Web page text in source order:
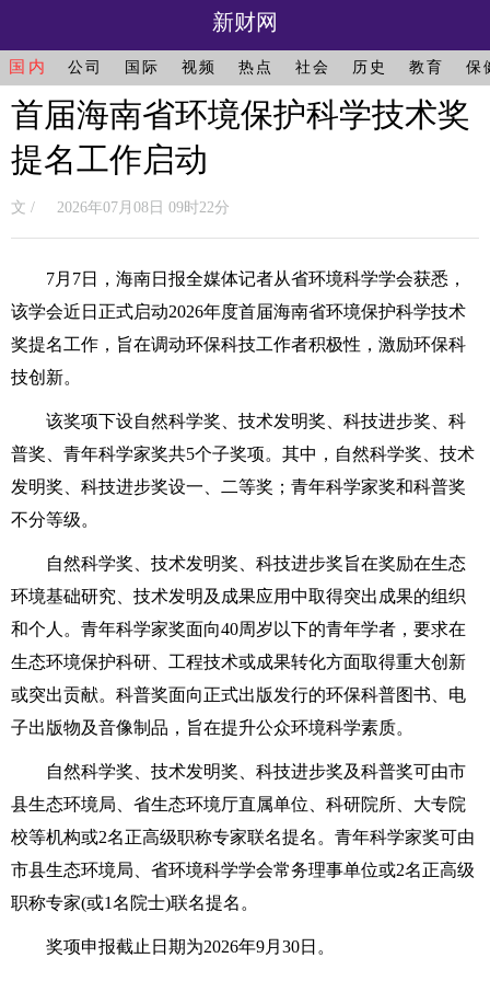
新财网
国内 公司 国际 视频 热点 社会 历史 教育 保
首届海南省环境保护科学技术奖
提名工作启动
文 / 2026年07月08日 09时22分
7月7日，海南日报全媒体记者从省环境科学学会获悉，
该学会近日正式启动2026年度首届海南省环境保护科学技术
奖提名工作，旨在调动环保科技工作者积极性，激励环保科
技创新。
该奖项下设自然科学奖、技术发明奖、科技进步奖、科
普奖、青年科学家奖共5个子奖项。其中，自然科学奖、技术
发明奖、科技进步奖设一、二等奖；青年科学家奖和科普奖
不分等级。
自然科学奖、技术发明奖、科技进步奖旨在奖励在生态
环境基础研究、技术发明及成果应用中取得突出成果的组织
和个人。青年科学家奖面向40周岁以下的青年学者，要求在
生态环境保护科研、工程技术或成果转化方面取得重大创新
或突出贡献。科普奖面向正式出版发行的环保科普图书、电
子出版物及音像制品，旨在提升公众环境科学素质。
自然科学奖、技术发明奖、科技进步奖及科普奖可由市
县生态环境局、省生态环境厅直属单位、科研院所、大专院
校等机构或2名正高级职称专家联名提名。青年科学家奖可由
市县生态环境局、省环境科学学会常务理事单位或2名正高级
职称专家(或1名院士)联名提名。
奖项申报截止日期为2026年9月30日。